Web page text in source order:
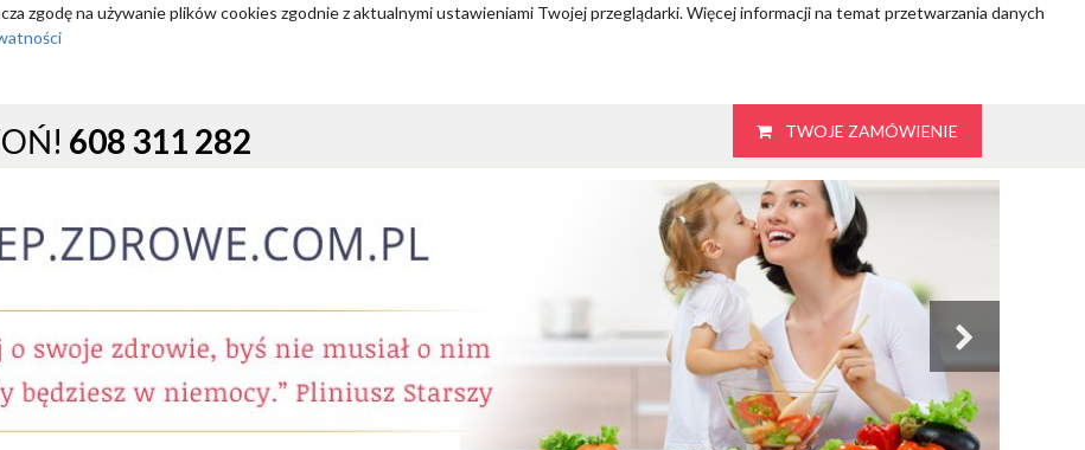
zgodę na używanie plików cookies zgodnie z aktualnymi ustawieniami Twojej przeglądarki. Więcej informacji na temat przetwarzania danych
608 311 282 TWOJE ZAMÓWIENIE